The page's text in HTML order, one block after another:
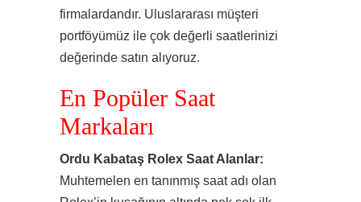
firmalardandır. Uluslararası müşteri
portföyümüz ile çok değerli saatlerinizi
değerinde satın alıyoruz.
En Popüler Saat
Markaları
Ordu Kabataş Rolex Saat Alanlar:
Muhtemelen en tanınmış saat adı olan